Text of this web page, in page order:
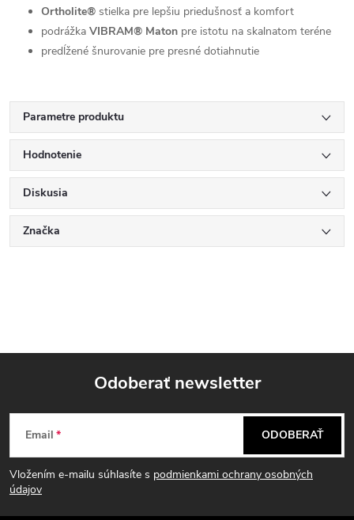
Ortholite® stielka pre lepšiu priedušnosť a komfort
podrážka VIBRAM® Maton pre istotu na skalnatom teréne
predĺžené šnurovanie pre presné dotiahnutie
Parametre produktu
Hodnotenie
Diskusia
Značka
Z
á
p
Odoberať newsletter
Email
Vložením e-mailu súhlasíte s podmienkami ochrany osobných
údajov
ODOBERAŤ